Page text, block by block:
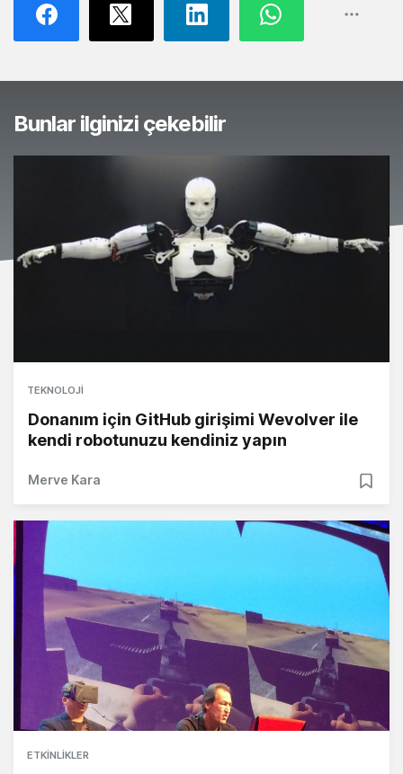
Bunlar ilginizi çekebilir
TEKNOLOJI
Donanım için GitHub girişimi Wevolver ile
kendi robotunuzu kendiniz yapın
Merve Kara
ETKINLIKLER